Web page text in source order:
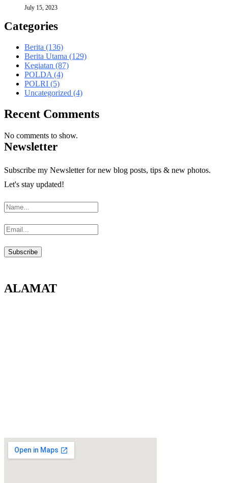
July 15, 2023
Categories
Berita (136)
Berita Utama (129)
Kegiatan (87)
POLDA (4)
POLRI (5)
Uncategorized (4)
Recent Comments
No comments to show.
Newsletter
Subscribe my Newsletter for new blog posts, tips & new photos.
Let's stay updated!
ALAMAT